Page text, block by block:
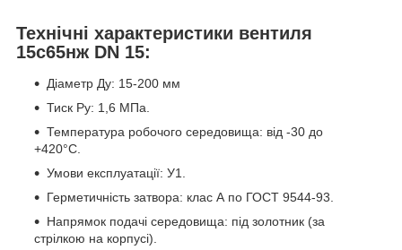
Технічні характеристики вентиля
15с65нж DN 15:
Діаметр Ду: 15-200 мм
Тиск Ру: 1,6 МПа.
Температура робочого середовища: від -30 до
+420°С.
Умови експлуатації: У1.
Герметичність затвора: клас А по ГОСТ 9544-93.
Напрямок подачі середовища: під золотник (за
стрілкою на корпусі).